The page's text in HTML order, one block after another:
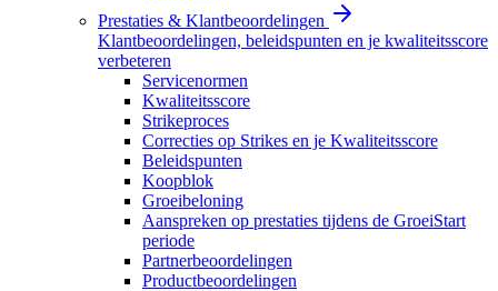
Prestaties & Klantbeoordelingen
Klantbeoordelingen, beleidspunten en je kwaliteitsscore
verbeteren
Servicenormen
Kwaliteitsscore
Strikeproces
Correcties op Strikes en je Kwaliteitsscore
Beleidspunten
Koopblok
Groeibeloning
Aanspreken op prestaties tijdens de GroeiStart
periode
Partnerbeoordelingen
Productbeoordelingen